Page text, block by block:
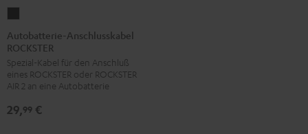
Anschlusskabel
ROCKSTER
Schwarz
Autobatterie-Anschlusskabel
ROCKSTER
Spezial-Kabel für den Anschluß
eines ROCKSTER oder ROCKSTER
AIR 2 an eine Autobatterie
29,99 €